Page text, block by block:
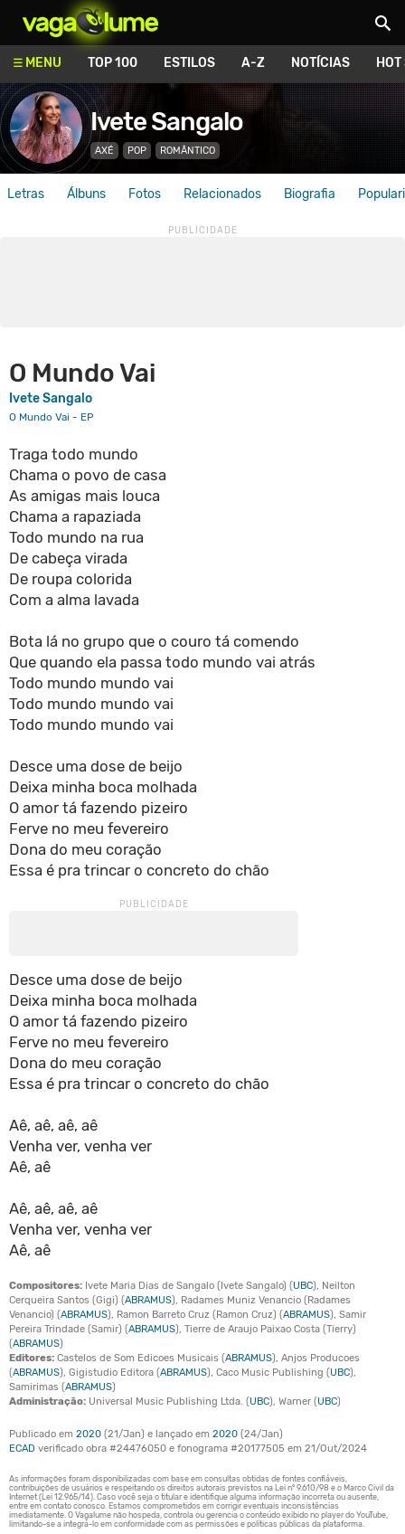
MENU TOP 100 ESTILOS A-Z NOTÍCIAS
Ivete Sangalo
AXÉ POP ROMÂNTICO
Letras Álbuns Fotos Relacionados Biografia
O Mundo Vai
Ivete Sangalo
O Mundo Vai - EP
Traga todo mundo
Chama o povo de casa
As amigas mais louca
Chama a rapaziada
Todo mundo na rua
De cabeça virada
De roupa colorida
Com a alma lavada
Bota lá no grupo que o couro tá comendo
Que quando ela passa todo mundo vai atrás
Todo mundo mundo vai
Todo mundo mundo vai
Todo mundo mundo vai
Desce uma dose de beijo
Deixa minha boca molhada
O amor tá fazendo pizeiro
Ferve no meu fevereiro
Dona do meu coração
Essa é pra trincar o concreto do chão
Desce uma dose de beijo
Deixa minha boca molhada
O amor tá fazendo pizeiro
Ferve no meu fevereiro
Dona do meu coração
Essa é pra trincar o concreto do chão
Aê, aê, aê, aê
Venha ver, venha ver
Aê, aê
Aê, aê, aê, aê
Venha ver, venha ver
Aê, aê
Compositores: Ivete Maria Dias de Sangalo (Ivete Sangalo) (UBC), Neilton
Cerqueira Santos (Gigi) (ABRAMUS), Radames Muniz Venancio (Radames
Venancio) (ABRAMUS), Ramon Barreto Cruz (Ramon Cruz) (ABRAMUS), Samir
Pereira Trindade (Samir) (ABRAMUS), Tierre de Araujo Paixao Costa (Tierry)
(ABRAMUS)
Editores: Castelos de Som Edicoes Musicais (ABRAMUS), Anjos Producoes
(ABRAMUS), Gigistudio Editora (ABRAMUS), Caco Music Publishing (UBC),
Samirimas (ABRAMUS)
Administração: Universal Music Publishing Ltda. (UBC), Warner (UBC)
Publicado em 2020 (21/Jan) e lançado em 2020 (24/Jan)
ECAD verificado obra #24476050 e fonograma #20177505 em 21/Out/2024